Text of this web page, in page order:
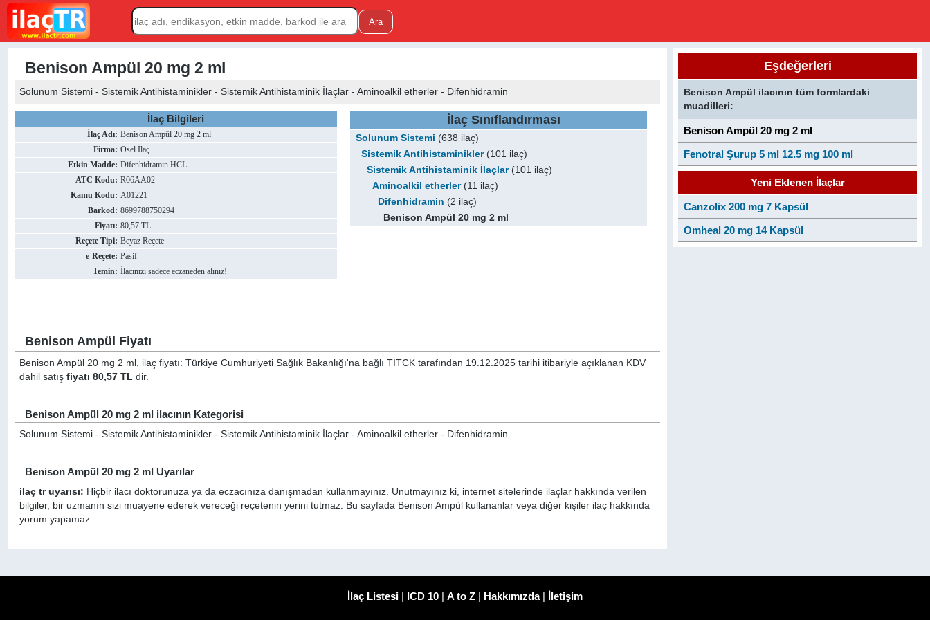
Benison Ampül 20 mg 2 ml
Solunum Sistemi - Sistemik Antihistaminikler - Sistemik Antihistaminik İlaçlar - Aminoalkil etherler - Difenhidramin
İlaç Bilgileri
İlaç Adı: Benison Ampül 20 mg 2 ml
Firma: Osel İlaç
Etkin Madde: Difenhidramin HCL
ATC Kodu: R06AA02
Kamu Kodu: A01221
Barkod: 8699788750294
Fiyatı: 80,57 TL
Reçete Tipi: Beyaz Reçete
e-Reçete: Pasif
Temin: İlacınızı sadece eczaneden alınız!
İlaç Sınıflandırması
Solunum Sistemi (638 ilaç)
Sistemik Antihistaminikler(101 ilaç)
Sistemik Antihistaminik İlaçlar(101 ilaç)
Aminoalkil etherler(11 ilaç)
Difenhidramin (2 ilaç)
Benison Ampül 20 mg 2 ml
Benison Ampül Fiyatı
Benison Ampül 20 mg 2 ml, ilaç fiyatı: Türkiye Cumhuriyeti Sağlık Bakanlığı'na bağlı TİTCK tarafından 19.12.2025 tarihi itibariyle açıklanan KDV
dahil satışfiyatı 80,57 TL dir.
Benison Ampül 20 mg 2 ml ilacının Kategorisi
Solunum Sistemi - Sistemik Antihistaminikler - Sistemik Antihistaminik İlaçlar - Aminoalkil etherler - Difenhidramin
Benison Ampül 20 mg 2 ml Uyarılar
ilaç tr uyarısı: Hiçbir ilacı doktorunuza ya da eczacınıza danışmadan kullanmayınız. Unutmayınız ki, internet sitelerinde ilaçlar hakkında verilen
bilgiler, bir uzmanın sizi muayene ederek vereceği reçetenin yerini tutmaz. Bu sayfada Benison Ampül kullananlar veya diğer kişiler ilaç hakkında
yorum yapamaz.
Eşdeğerleri
Benison Ampül ilacının tüm formlardaki
muadilleri:
Benison Ampül 20 mg 2 ml
Fenotral Şurup 5 ml 12.5 mg 100 ml
Yeni Eklenen İlaçlar
Canzolix 200 mg 7 Kapsül
Omheal 20 mg 14 Kapsül
İlaç Listesi | ICD 10 | A to Z | Hakkımızda| İletişim